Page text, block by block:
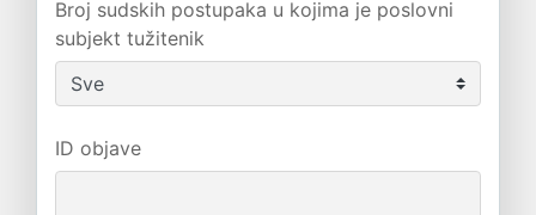
Broj sudskih postupaka u kojima je poslovni
subjekt tužitenik
ID objave